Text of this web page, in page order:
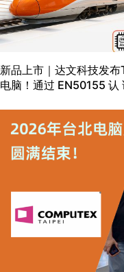
新品上市｜达文科技发
电脑！通过 EN50155 认